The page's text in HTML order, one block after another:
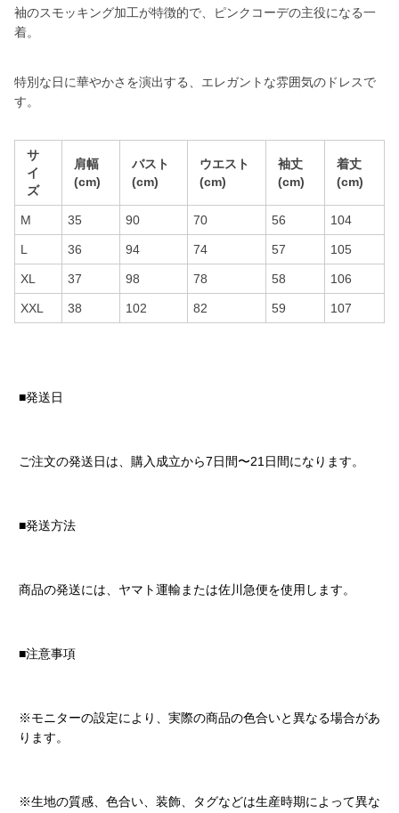
袖のスモッキング加工が特徴的で、ピンクコーデの主役になる一
着。
特別な日に華やかさを演出する、エレガントな雰囲気のドレスで
す。
サ
イ
ズ
肩幅
(cm)
バスト
(cm)
ウエスト
(cm)
袖丈
(cm)
着丈
(cm)
M 35 90 70 56 104
L 36 94 74 57 105
XL 37 98 78 58 106
XXL 38 102 82 59 107
■発送日
ご注文の発送日は、購入成立から7日間〜21日間になります。
■発送方法
商品の発送には、ヤマト運輸または佐川急便を使用します。
■注意事項
※モニターの設定により、実際の商品の色合いと異なる場合があ
ります。
※生地の質感、色合い、装飾、タグなどは生産時期によって異な